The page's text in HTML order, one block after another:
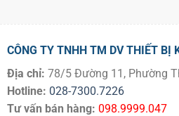
CÔNG TY TNHH TM DV THIẾT BỊ
Địa chỉ: 78/5 Đường 11, Phường
Hotline: 028-7300.7226
Tư vấn bán hàng: 098.9999.047